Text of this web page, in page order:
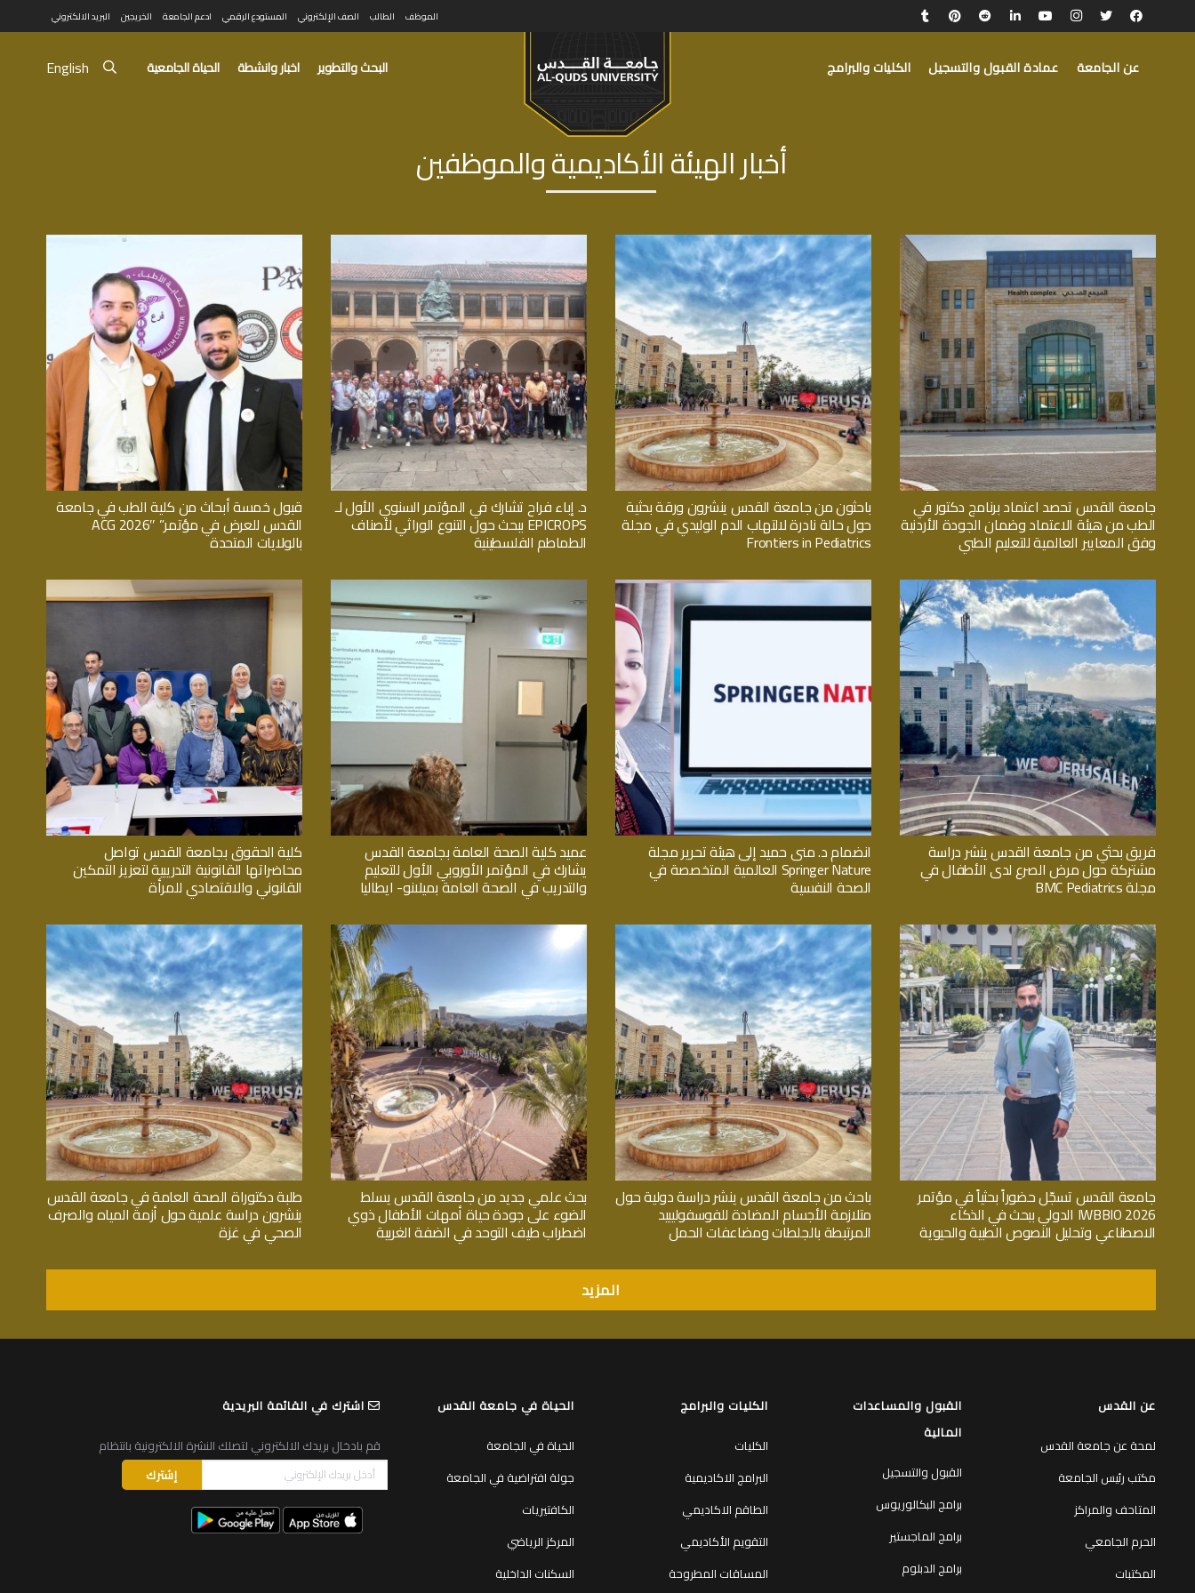
الموظف الطالب الصف الإلكتروني المستودع الرقمي ادعم الجامعة الخريجين البريد الالكتروني
عن الجامعة عمادة القبول والتسجيل الكليات والبرامج البحث والتطوير اخبار وانشطة الحياة الجامعية English
أخبار الهيئة الأكاديمية والموظفين
جامعة القدس تحصد اعتماد برنامج دكتور في
الطب من هيئة الاعتماد وضمان الجودة الأردنية
وفق المعايير العالمية للتعليم الطبي
باحثون من جامعة القدس ينشرون ورقة بحثية
حول حالة نادرة لالتهاب الدم الوليدي في مجلة
Frontiers in Pediatrics
د. إباء فراح تشارك في المؤتمر السنوي الأول لـ
EPICROPS ببحث حول التنوع الوراثي لأصناف
الطماطم الفلسطينية
قبول خمسة أبحاث من كلية الطب في جامعة
القدس للعرض في مؤتمر” ACG 2026″
بالولايات المتحدة
فريق بحثي من جامعة القدس ينشر دراسة
مشتركة حول مرض الصرع لدى الأطفال في
مجلة BMC Pediatrics
انضمام د. منى حميد إلى هيئة تحرير مجلة
Springer Nature العالمية المتخصصة في
الصحة النفسية
عميد كلية الصحة العامة بجامعة القدس
يشارك في المؤتمر الأوروبي الأول للتعليم
والتدريب في الصحة العامة بميلانو- ايطاليا
كلية الحقوق بجامعة القدس تواصل
محاضراتها القانونية التدريبية لتعزيز التمكين
القانوني والاقتصادي للمرأة
جامعة القدس تسجّل حضوراً بحثياً في مؤتمر
IWBBIO 2026 الدولي ببحث في الذكاء
الاصطناعي وتحليل النصوص الطبية والحيوية
باحث من جامعة القدس ينشر دراسة دولية حول
متلازمة الأجسام المضادة للفوسفوليبيد
المرتبطة بالجلطات ومضاعفات الحمل
بحث علمي جديد من جامعة القدس يسلط
الضوء على جودة حياة أمهات الأطفال ذوي
اضطراب طيف التوحد في الضفة الغربية
طلبة دكتوراة الصحة العامة في جامعة القدس
ينشرون دراسة علمية حول أزمة المياه والصرف
الصحي في غزة
المزيد
عن القدس
لمحة عن جامعة القدس
مكتب رئيس الجامعة
المتاحف والمراكز
الحرم الجامعي
المكتبات
القبول والمساعدات
المالية
القبول والتسجيل
برامج البكالوريوس
برامج الماجستير
برامج الدبلوم
الكليات والبرامج
الكليات
البرامج الاكاديمية
الطاقم الاكاديمي
التقويم الأكاديمي
المساقات المطروحة
الحياة في جامعة القدس
الحياة في الجامعة
جولة افتراضية في الجامعة
الكافتيريات
المركز الرياضي
السكنات الداخلية
اشترك في القائمة البريدية
قم بادخال بريدك الالكتروني لتصلك النشرة الالكترونية بانتظام